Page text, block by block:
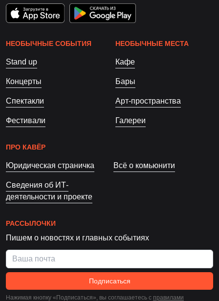
НЕОБЫЧНЫЕ СОБЫТИЯ
Stand up
Концерты
Спектакли
Фестивали
НЕОБЫЧНЫЕ МЕСТА
Кафе
Бары
Арт-пространства
Галереи
ПРО КАВЁР
Юридическая страничка Всё о комьюнити
Сведения об ИТ-
деятельности и проекте
РАССЫЛОЧКИ
Пишем о новостях и главных событиях
Подписаться
Нажимая кнопку «Подписаться», вы соглашаетесь c правилами